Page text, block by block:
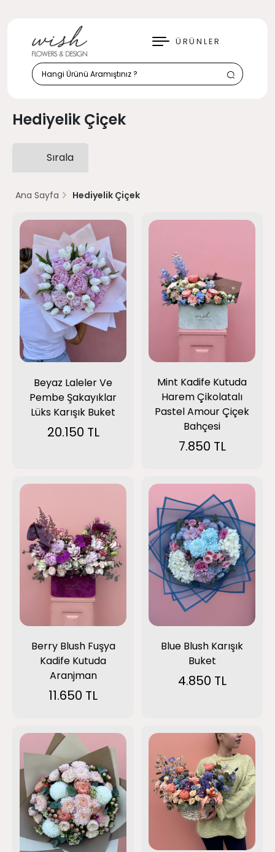
ÜRÜNLER
KAPAT
Hediyelik Çiçek
Sırala
Ana Sayfa Hediyelik Çiçek
Beyaz Laleler Ve
Pembe Şakayıklar
Lüks Karışık Buket
20.150 TL
Mint Kadife Kutuda
Harem Çikolatalı
Pastel Amour Çiçek
Bahçesi
7.850 TL
Berry Blush Fuşya
Kadife Kutuda
Aranjman
11.650 TL
Blue Blush Karışık
Buket
4.850 TL